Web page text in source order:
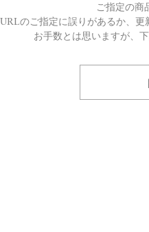
ご指定の商
URLのご指定に誤りがあるか、更
お手数とは思いますが、